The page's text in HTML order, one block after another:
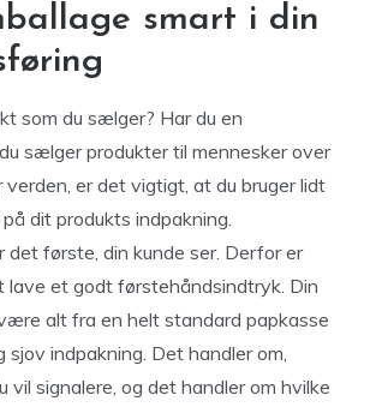
smart i din
som du sælger? Har du en
sælger produkter til mennesker over
verden, er det vigtigt, at du bruger lidt
dit produkts indpakning.
det første, din kunde ser. Derfor er
lave et godt førstehåndsindtryk. Din
alt fra en helt standard papkasse
sjov indpakning. Det handler om,
vil signalere, og det handler om hvilke